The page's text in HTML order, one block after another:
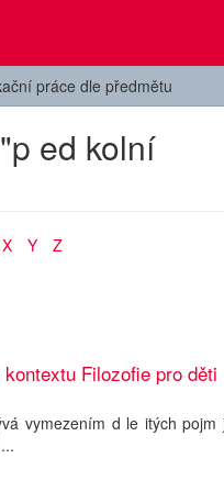
práce dle předmětu
ed kolní
X Y
Z
Filozofie pro děti
vymezením d le itých pojm